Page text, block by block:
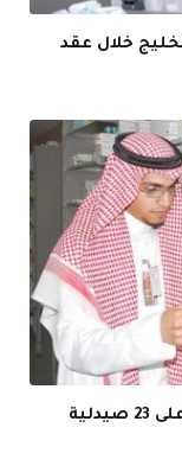
الغذاء والدواء السعودية تفرض غرامات على 23 صيدلية